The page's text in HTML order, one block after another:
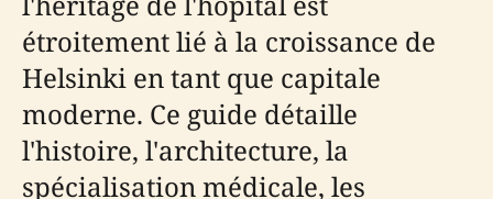
étroitement lié à la croissance de
Helsinki en tant que capitale
moderne. Ce guide détaille
l'histoire, l'architecture, la
spécialisation médicale, les